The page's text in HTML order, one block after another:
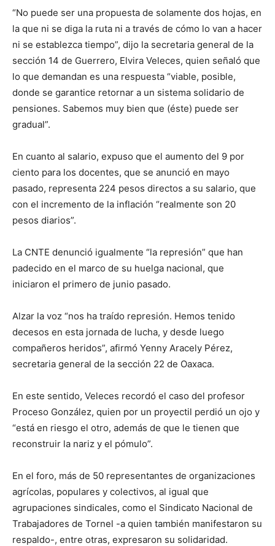
“No puede ser una propuesta de solamente dos hojas, en
la que ni se diga la ruta ni a través de cómo lo van a hacer
ni se establezca tiempo”, dijo la secretaria general de la
sección 14 de Guerrero, Elvira Veleces, quien señaló que
lo que demandan es una respuesta “viable, posible,
donde se garantice retornar a un sistema solidario de
pensiones. Sabemos muy bien que (éste) puede ser
gradual”.
En cuanto al salario, expuso que el aumento del 9 por
ciento para los docentes, que se anunció en mayo
pasado, representa 224 pesos directos a su salario, que
con el incremento de la inflación “realmente son 20
pesos diarios”.
La CNTE denunció igualmente “la represión” que han
padecido en el marco de su huelga nacional, que
iniciaron el primero de junio pasado.
Alzar la voz “nos ha traído represión. Hemos tenido
decesos en esta jornada de lucha, y desde luego
compañeros heridos”, afirmó Yenny Aracely Pérez,
secretaria general de la sección 22 de Oaxaca.
En este sentido, Veleces recordó el caso del profesor
Proceso González, quien por un proyectil perdió un ojo y
“está en riesgo el otro, además de que le tienen que
reconstruir la nariz y el pómulo”.
En el foro, más de 50 representantes de organizaciones
agrícolas, populares y colectivos, al igual que
agrupaciones sindicales, como el Sindicato Nacional de
Trabajadores de Tornel -a quien también manifestaron su
respaldo-, entre otras, expresaron su solidaridad.